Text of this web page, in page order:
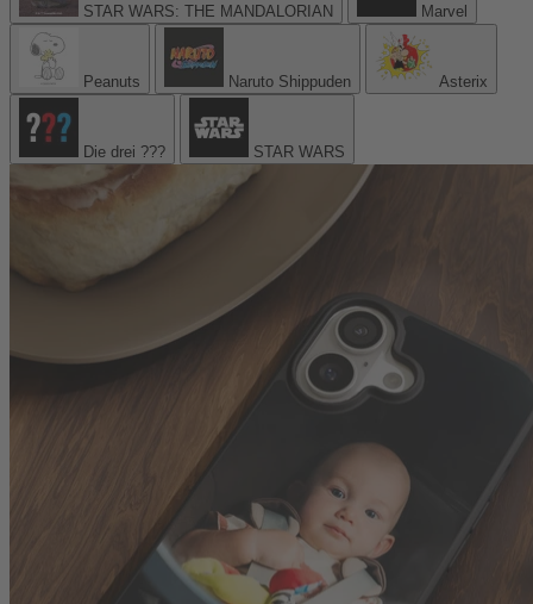
STAR WARS: THE MANDALORIAN Marvel
Peanuts Naruto Shippuden Asterix
Die drei ??? STAR WARS